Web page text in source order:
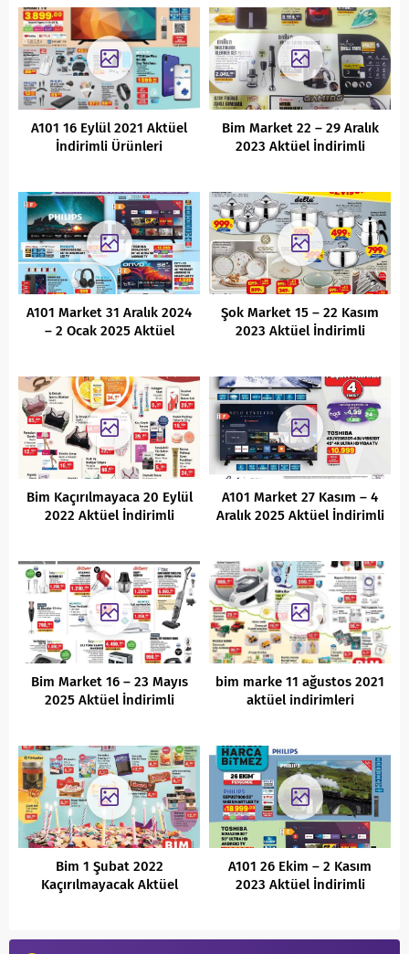
A101 16 Eylül 2021 Aktüel
İndirimli Ürünleri
Bim Market 22 – 29 Aralık
2023 Aktüel İndirimli
A101 Market 31 Aralık 2024
– 2 Ocak 2025 Aktüel
Şok Market 15 – 22 Kasım
2023 Aktüel İndirimli
Bim Kaçırılmayaca 20 Eylül
2022 Aktüel İndirimli
A101 Market 27 Kasım – 4
Aralık 2025 Aktüel İndirimli
Bim Market 16 – 23 Mayıs
2025 Aktüel İndirimli
bim marke 11 ağustos 2021
aktüel indirimleri
Bim 1 Şubat 2022
Kaçırılmayacak Aktüel
A101 26 Ekim – 2 Kasım
2023 Aktüel İndirimli